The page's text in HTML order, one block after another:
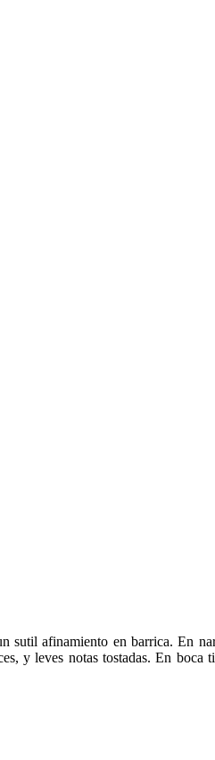
sutil afinamiento en barrica. En
y leves notas tostadas. En boca